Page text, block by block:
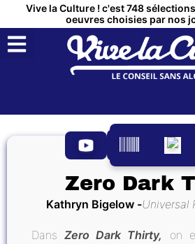
Vive la Culture ! c'est 748
oeuvres choisies par nos
Zero Dark
Kathryn Bigelow Universal
DansZero Dark Thirty,
on